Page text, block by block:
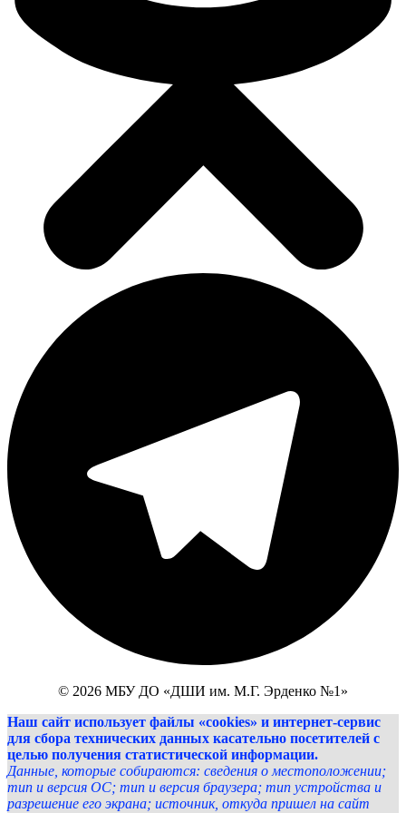
© 2026 МБУ ДО «ДШИ им. М.Г. Эрденко №1»
Наш сайт использует файлы «cookies» и интернет-сервис
для сбора технических данных касательно посетителей с
целью получения статистической информации.
Данные, которые собираются: сведения о местоположении;
тип и версия ОС; тип и версия браузера; тип устройства и
разрешение его экрана; источник, откуда пришел на сайт